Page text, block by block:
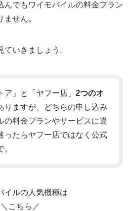
んでもワイモバイルの料金プラン
せん。
いきましょう。
ア」と「ヤフー店」 2つのオ
りますが、どちらの申し込み
の料金プランやサービスに違
ったらヤフー店ではなく公式
イルの人気機種は
＼こちら／